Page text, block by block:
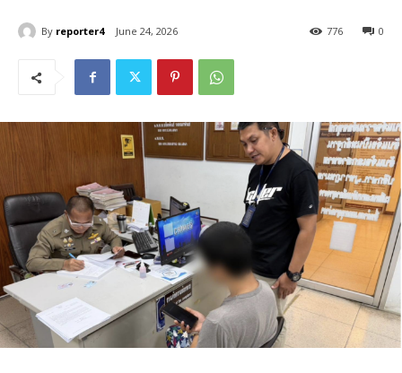
By reporter4 June 24, 2026 0
776